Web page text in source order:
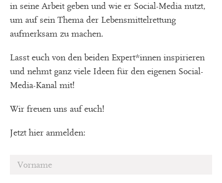
in seine Arbeit geben und wie er Social-Media nutzt,
um auf sein Thema der Lebensmittelrettung
aufmerksam zu machen.
Lasst euch von den beiden Expert*innen inspirieren
und nehmt ganz viele Ideen für den eigenen Social-
Media-Kanal mit!
Wir freuen uns auf euch!
Jetzt hier anmelden: